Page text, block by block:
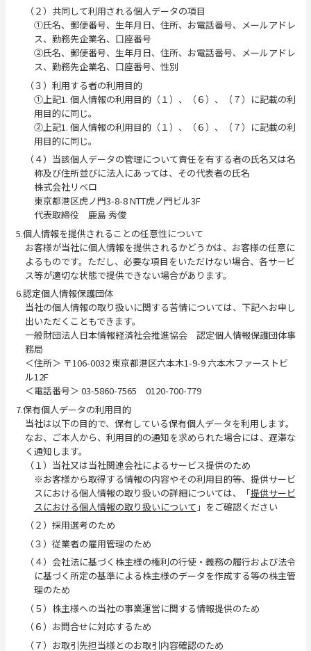
（２）共同して利用される個人データの項目
①氏名、郵便番号、生年月日、住所、お電話番号、メールアドレ
ス、勤務先企業名、口座番号
②氏名、郵便番号、生年月日、住所、お電話番号、メールアドレ
ス、勤務先企業名、口座番号、性別
（３）利用する者の利用目的
①上記1. 個人情報の利用目的（１）、（６）、（７）に記載の利
用目的に同じ。
②上記1. 個人情報の利用目的（１）、（６）、（７）に記載の利
用目的に同じ。
（４）当該個人データの管理について責任を有する者の氏名又は名
称及び住所並びに法人にあっては、その代表者の氏名
株式会社リベロ
東京都港区虎ノ門3-8-8 NTT虎ノ門ビル3F
代表取締役 鹿島 秀俊
5.個人情報を提供されることの任意性について
お客様が当社に個人情報を提供されるかどうかは、お客様の任意に
よるものです。ただし、必要な項目をいただけない場合、各サービ
ス等が適切な状態で提供できない場合があります。
6.認定個人情報保護団体
当社の個人情報の取り扱いに関する苦情については、下記へお申し
出いただくこともできます。
一般財団法人日本情報経済社会推進協会 認定個人情報保護団体事
務局
＜住所＞ 〒106-0032 東京都港区六本木1-9-9 六本木ファーストビ
ル12F
＜電話番号＞ 03-5860-7565 0120-700-779
7.保有個人データの利用目的
当社は以下の目的で、保有している保有個人データを利用します。
なお、ご本人から、利用目的の通知を求められた場合には、遅滞な
く通知します。
（１）当社又は当社関連会社によるサービス提供のため
※お客様から取得する情報の内容やその利用目的等、提供サービ
スにおける個人情報の取り扱いの詳細については、「提供サービ
スにおける個人情報の取り扱いについて 」をご確認ください
（２）採用選考のため
（３）従業者の雇用管理のため
（４）会社法に基づく株主様の権利の行使・義務の履行および法令
に基づく所定の基準による株主様のデータを作成する等の株主管
理のため
（５）株主様への当社の事業運営に関する情報提供のため
（６）お問合せに対応するため
（７）お取引先担当様とのお取引内容確認のため